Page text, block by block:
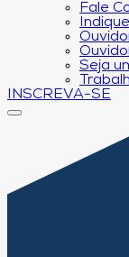
Fale
Seja
INSCREVA-SE